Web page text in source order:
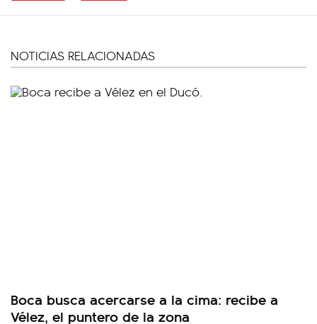
NOTICIAS RELACIONADAS
Boca busca acercarse a la cima: recibe a
Vélez, el puntero de la zona